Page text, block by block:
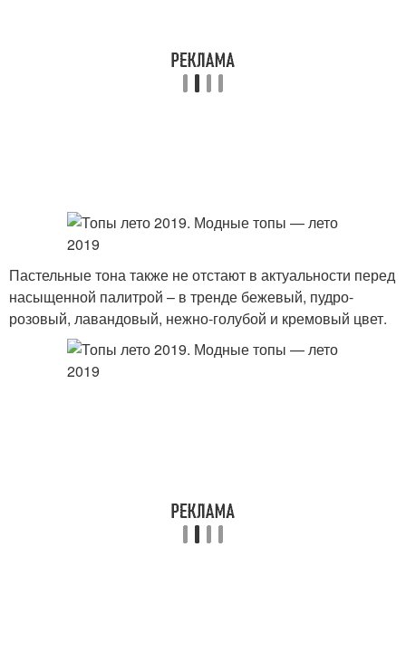
Пастельные тона также не отстают в актуальности перед
насыщенной палитрой – в тренде бежевый, пудро-
розовый, лавандовый, нежно-голубой и кремовый цвет.